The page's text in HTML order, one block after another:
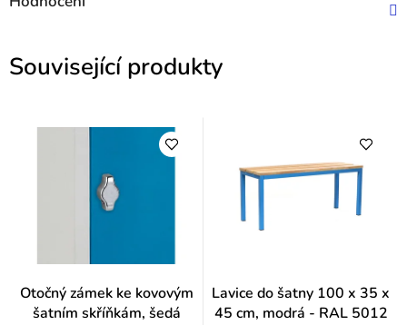
Související produkty
Otočný zámek ke kovovým
šatním skříňkám, šedá
Lavice do šatny 100 x 35 x
45 cm, modrá - RAL 5012